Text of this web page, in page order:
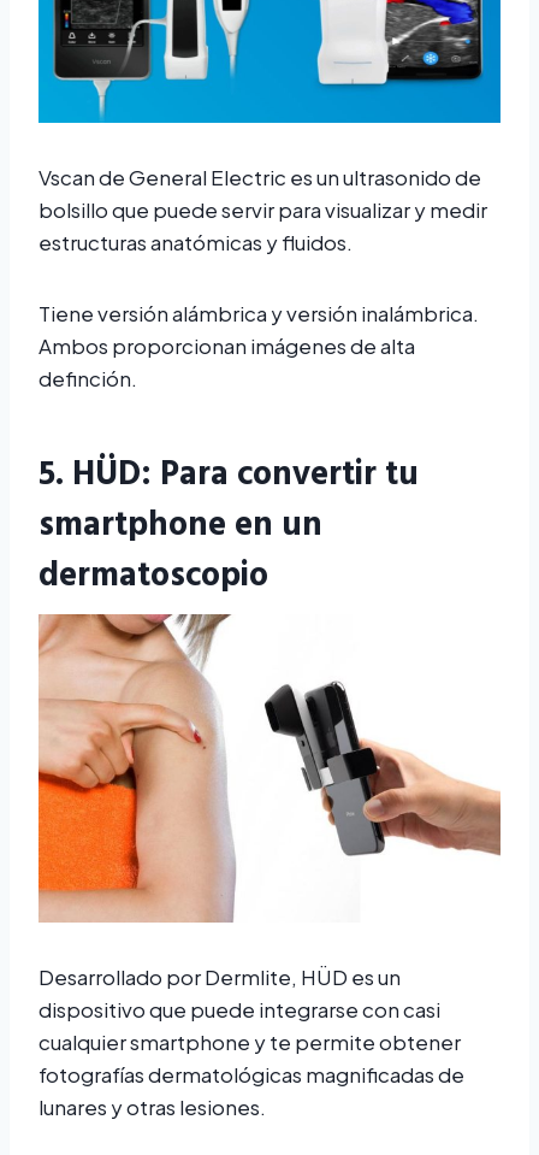
Vscan de General Electric es un ultrasonido de
bolsillo que puede servir para visualizar y medir
estructuras anatómicas y fluidos.
Tiene versión alámbrica y versión inalámbrica.
Ambos proporcionan imágenes de alta
definción.
5. HÜD: Para convertir tu
smartphone en un
dermatoscopio
Desarrollado por Dermlite, HÜD es un
dispositivo que puede integrarse con casi
cualquier smartphone y te permite obtener
fotografías dermatológicas magnificadas de
lunares y otras lesiones.